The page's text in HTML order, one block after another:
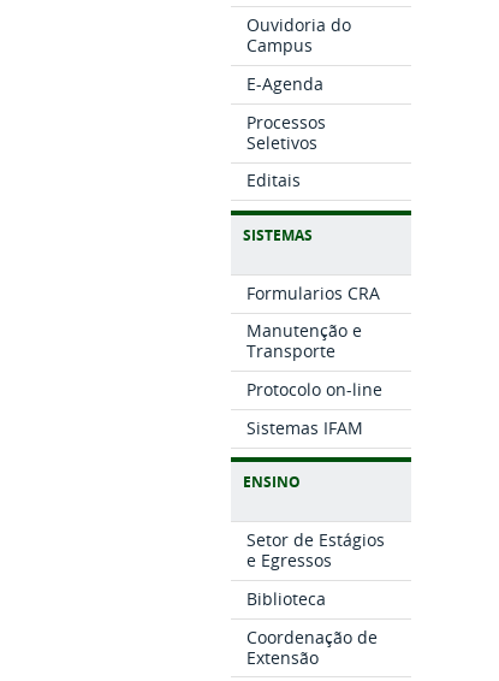
Ouvidoria do
Campus
E-Agenda
Processos
Seletivos
Editais
SISTEMAS
Formularios CRA
Manutenção e
Transporte
Protocolo on-line
Sistemas IFAM
ENSINO
Setor de Estágios
e Egressos
Biblioteca
Coordenação de
Extensão